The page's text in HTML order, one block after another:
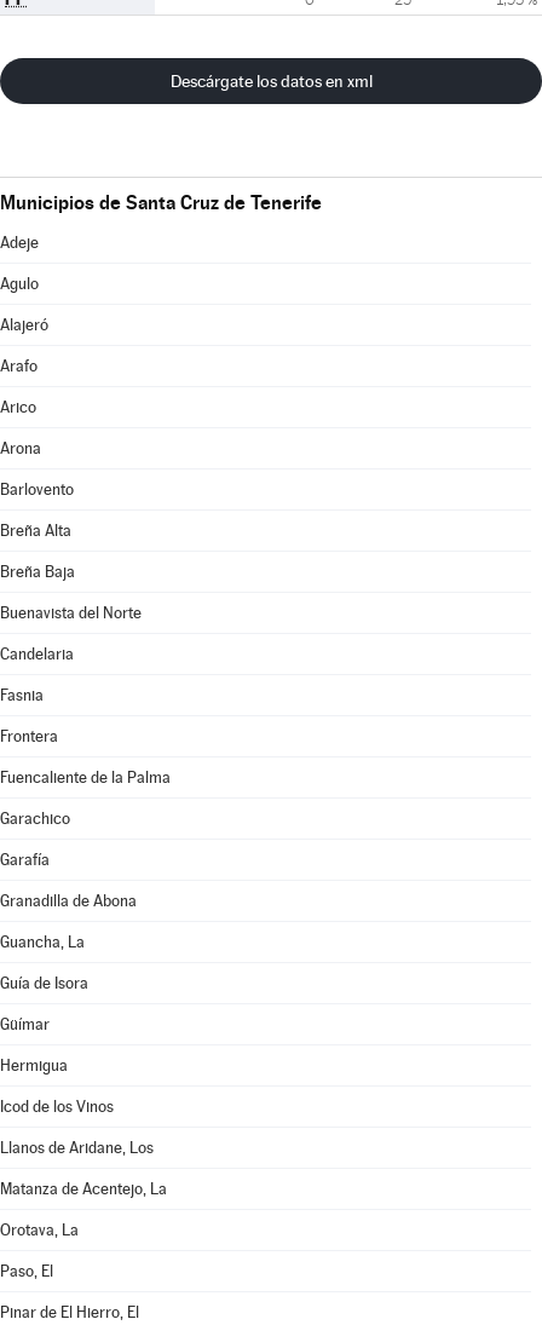
Descárgate los datos en xml
Municipios de Santa Cruz de Tenerife
Adeje
Agulo
Alajeró
Arafo
Arico
Arona
Barlovento
Breña Alta
Breña Baja
Buenavista del Norte
Candelaria
Fasnia
Frontera
Fuencaliente de la Palma
Garachico
Garafía
Granadilla de Abona
Guancha, La
Guía de Isora
Güímar
Hermigua
Icod de los Vinos
Llanos de Aridane, Los
Matanza de Acentejo, La
Orotava, La
Paso, El
Pinar de El Hierro, El